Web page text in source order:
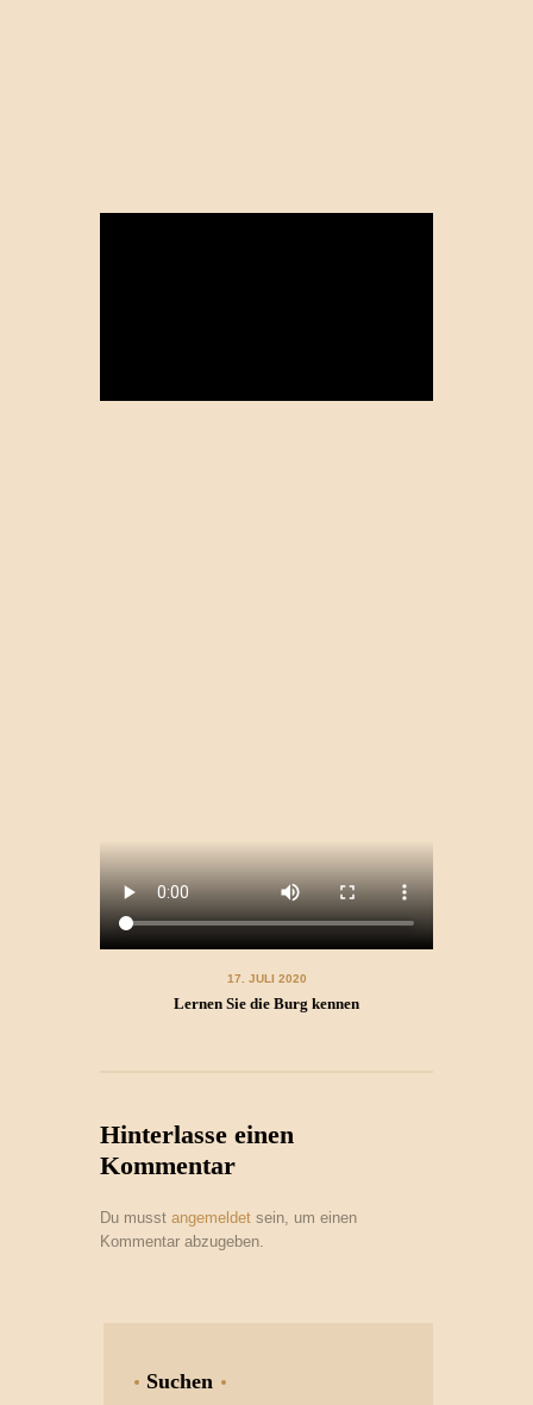
17. JULI 2020
Lernen Sie die Burg kennen
Hinterlasse einen
Kommentar
Du musst angemeldet sein, um einen
Kommentar abzugeben.
Suchen